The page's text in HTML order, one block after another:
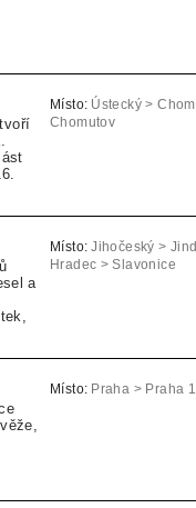
Místo: Ústecký >
Chomutov
a
Místo: Jihočeský >
Hradec > Slavonice
Místo: Praha > Praha